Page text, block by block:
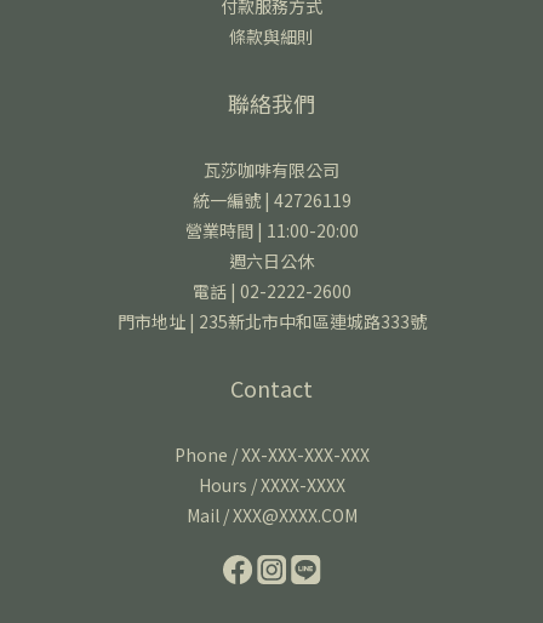
付款服務方式
條款與細則
聯絡我們
瓦莎咖啡有限公司
統一編號 | 42726119
營業時間 | 11:00-20:00
週六日公休
電話 | 02-2222-2600
門市地址 | 235新北市中和區連城路333號
Contact
Phone / XX-XXX-XXX-XXX
Hours / XXXX-XXXX
Mail / XXX@XXXX.COM